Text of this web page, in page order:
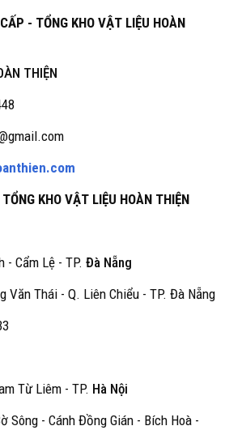
- TỔNG KHO VẬT LIỆU HOÀN
THIỆN
KHO VẬT LIỆU HOÀN THIỆN
- Cẩm Lệ - TP. Đà Nẵng
Văn Thái - Q. Liên Chiểu - TP. Đà Nẵng
Từ Liêm - TP. Hà Nội
Sông - Cánh Đồng Gián - Bích Hoà -